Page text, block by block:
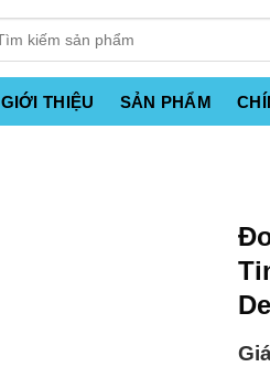
GIỚI THIỆU SẢN PHẨM